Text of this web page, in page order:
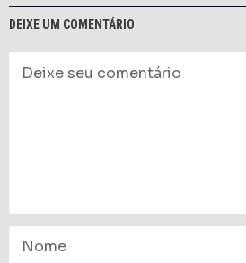
DEIXE UM COMENTÁRIO